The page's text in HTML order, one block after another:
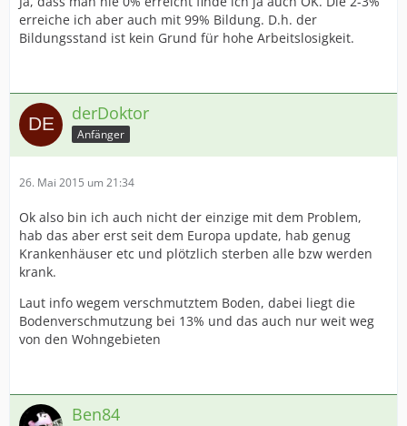
erreiche ich aber auch mit 99% Bildung. D.h. der
Bildungsstand ist kein Grund für hohe Arbeitslosigkeit.
derDoktor
Anfänger
26. Mai 2015 um 21:34
Ok also bin ich auch nicht der einzige mit dem Problem,
hab das aber erst seit dem Europa update, hab genug
Krankenhäuser etc und plötzlich sterben alle bzw werden
krank.
Laut info wegem verschmutztem Boden, dabei liegt die
Bodenverschmutzung bei 13% und das auch nur weit weg
von den Wohngebieten
Ben84